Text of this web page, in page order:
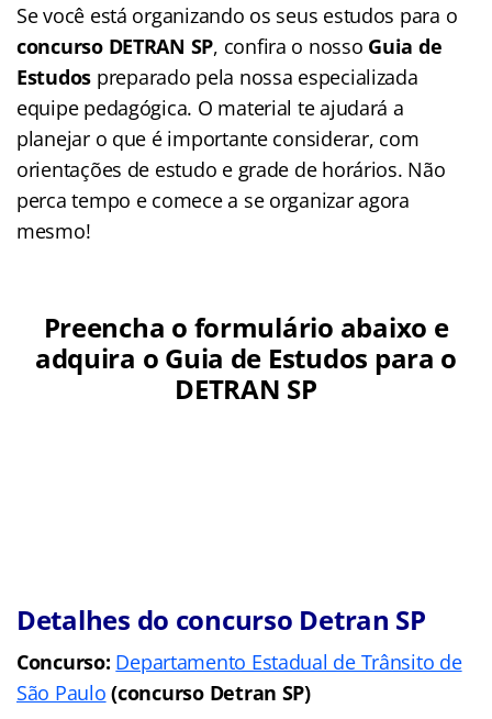
Se você está organizando os seus estudos para o
concurso DETRAN SP, confira o nosso Guia de
Estudos preparado pela nossa especializada
equipe pedagógica. O material te ajudará a
planejar o que é importante considerar, com
orientações de estudo e grade de horários. Não
perca tempo e comece a se organizar agora
mesmo!
Preencha o formulário abaixo e
adquira o Guia de Estudos para o
DETRAN SP
Detalhes do concurso Detran SP
Concurso: Departamento Estadual de Trânsito de
São Paulo (concurso Detran SP)